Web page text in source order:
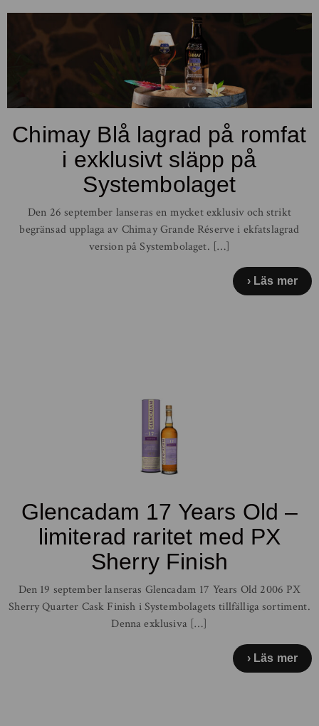
Chimay Blå lagrad på romfat
i exklusivt släpp på
Systembolaget
Den 26 september lanseras en mycket exklusiv och strikt
begränsad upplaga av Chimay Grande Réserve i ekfatslagrad
version på Systembolaget. […]
Läs mer
Glencadam 17 Years Old –
limiterad raritet med PX
Sherry Finish
Den 19 september lanseras Glencadam 17 Years Old 2006 PX
Sherry Quarter Cask Finish i Systembolagets tillfälliga sortiment.
Denna exklusiva […]
Läs mer